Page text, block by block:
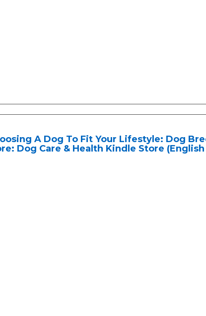
A Dog To Fit Your Lifestyle: Dog
Dog Care & Health Kindle Store